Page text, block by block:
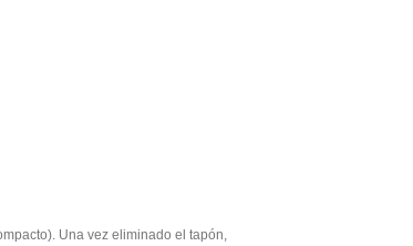
Una vez eliminado el tapón,